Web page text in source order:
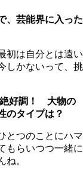
、芸能界に入った
初は自分とは遠い
しかないって、挑
好調！ 大物の
のタイプは？
とつのことにハマ
もらいつつ一緒に
ね。